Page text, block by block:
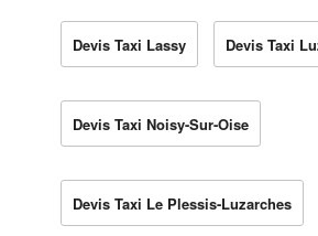
Devis Taxi Lassy Devis Taxi
Devis Taxi Noisy-Sur-Oise
Devis Taxi Le Plessis-Luzarches